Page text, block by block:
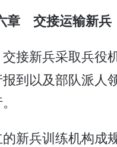
章 交接运输新兵
接新兵采取兵役
到以及部队派人
新兵训练机构成